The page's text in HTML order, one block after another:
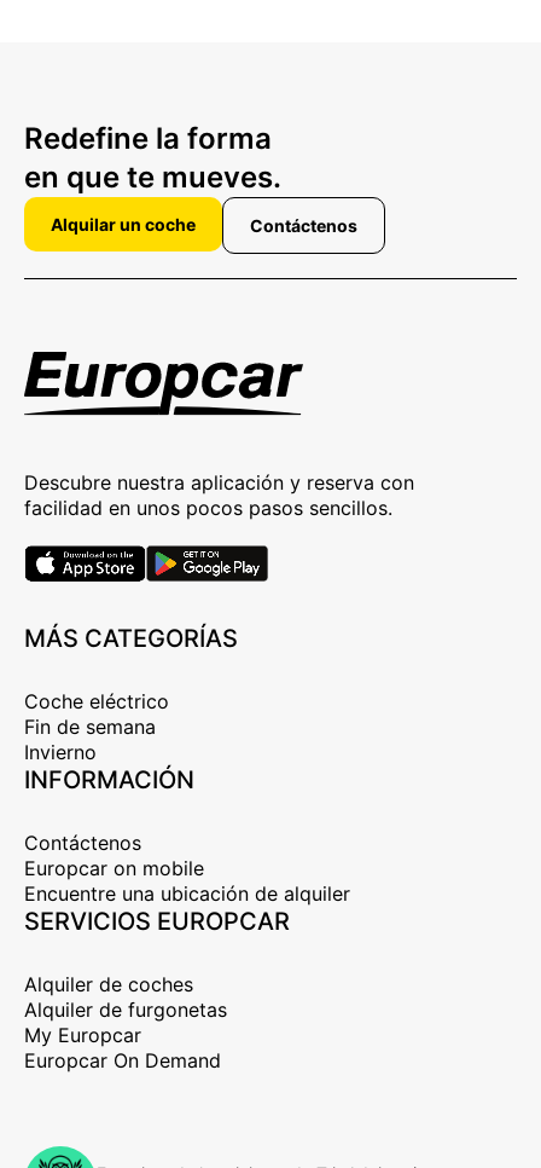
Redefine la forma
en que te mueves.
Alquilar un coche Contáctenos
Descubre nuestra aplicación y reserva con
facilidad en unos pocos pasos sencillos.
MÁS CATEGORÍAS
Coche eléctrico
Fin de semana
Invierno
INFORMACIÓN
Contáctenos
Europcar on mobile
Encuentre una ubicación de alquiler
SERVICIOS EUROPCAR
Alquiler de coches
Alquiler de furgonetas
My Europcar
Europcar On Demand